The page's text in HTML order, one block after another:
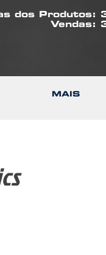
dos
Vendas:
MAIS